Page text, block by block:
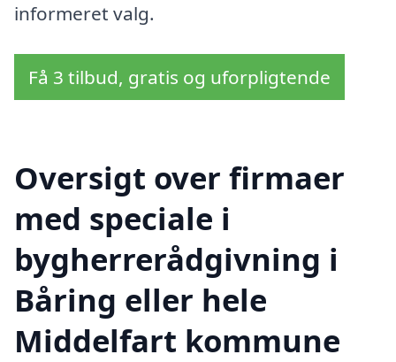
informeret valg.
Få 3 tilbud, gratis og uforpligtende
Oversigt over firmaer
med speciale i
bygherrerådgivning i
Båring eller hele
Middelfart kommune